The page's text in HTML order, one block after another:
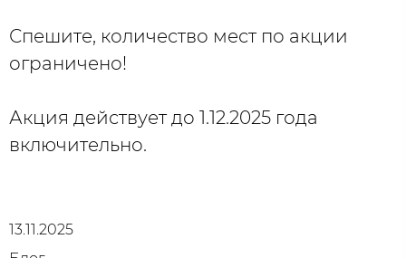
Спешите, количество мест по акции
ограничено!
Акция действует до 1.12.2025 года
включительно.
13.11.2025